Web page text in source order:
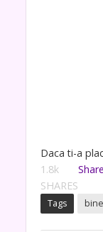
Daca ti-a
1.8k
SHARES
Share
Tags